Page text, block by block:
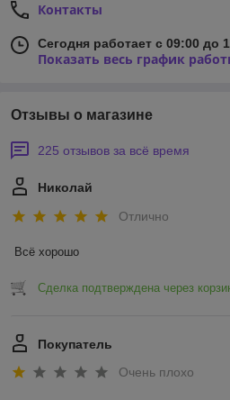
Контакты
Сегодня работает с 09:00 до
Показать весь график
Отзывы о магазине
225 отзывов за всё время
Николай
Отлично
Всё хорошо
Сделка подтверждена через
Покупатель
Очень плохо